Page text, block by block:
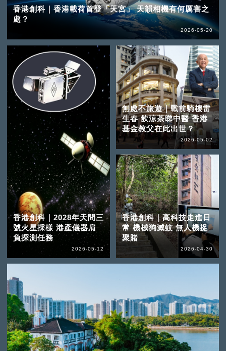
香港創科｜香港載荷首登「天宮」 天韻相機有何厲害之
處？
2026-05-20
香港創科｜2028年天問三
號火星採樣 港產儀器肩
負探測任務
2026-05-12
無處不旅遊｜戰前騎樓雷
生春 飲涼茶睇中醫 香港
基金教父在此出世？
2026-05-02
香港創科｜高科技走進日
常 機械狗滅蚊 無人機捉
聚賭
2026-04-30